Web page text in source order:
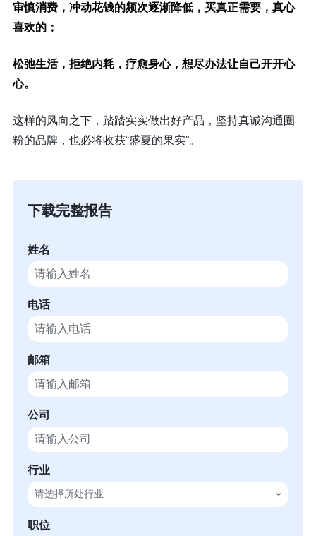
审慎消费，冲动花钱的频次逐渐降低，买真正需要，真心
喜欢的；
松弛生活，拒绝内耗，疗愈身心，想尽办法让自己开开心
心。
这样的风向之下，踏踏实实做出好产品，坚持真诚沟通圈
粉的品牌，也必将收获“盛夏的果实”。
下载完整报告
姓名
电话
邮箱
公司
行业
请选择所处行业
职位